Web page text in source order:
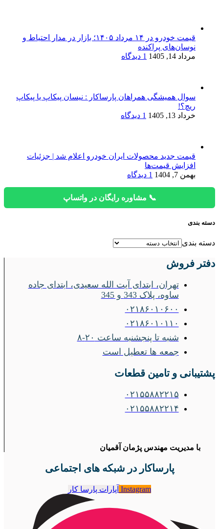
قیمت خودرو در ۱۴ مرداد ۱۴۰۵؛ بازار در مدار احتیاط و
نوسان‌های پراکنده
مرداد 14, 1405
1 دیدگاه
سوال همیشگی همراهان پارساکار : نیسان پیکاپ یا پیکاپ
ریچ؟!
خرداد 13, 1405
1 دیدگاه
قیمت جدید محصولات ایران خودرو اعلام شد | جزئیات
افزایش قیمت‌ها
بهمن 7, 1404
1 دیدگاه
📞 مشاوره رایگان در واتساپ
دسته بندی
دسته بندی
دفتر فروش
تهران، ابتدای آیت الله سعیدی، ابتدای جاده
ساوه، پلاک 343 و 345
۰۲۱۸۶۰۱۰۶۰۰
۰۲۱۸۶۰۱۰۱۱۰
شنبه تا پنجشنبه ساعت ۲۰-۸
جمعه ها تعطیل است
پشتیبانی و تامین قطعات
۰۲۱۵۵۸۸۲۲۱۵
۰۲۱۵۵۸۸۲۲۱۴
با مدیریت مهندس پژمان آقمیان
پارساکار در شبکه های اجتماعی
Instagram آپارات پارسا کار